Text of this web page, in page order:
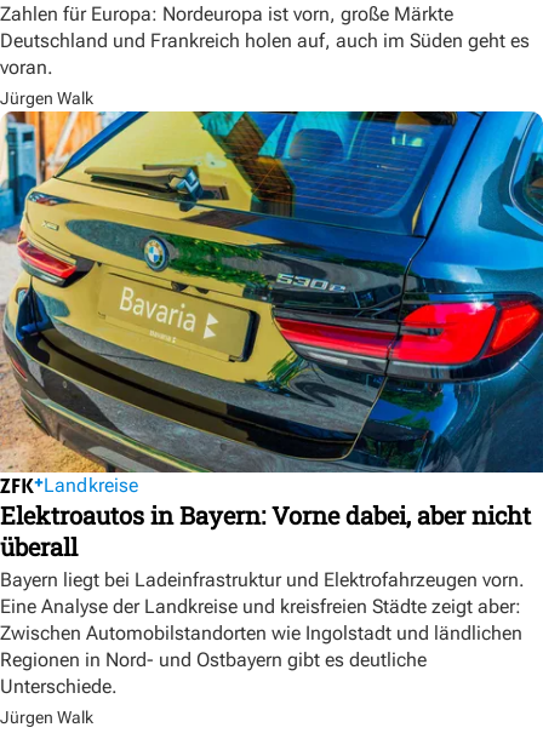
Zahlen für Europa: Nordeuropa ist vorn, große Märkte
Deutschland und Frankreich holen auf, auch im Süden geht es
voran.
Jürgen Walk
Landkreise
Elektroautos in Bayern: Vorne dabei, aber nicht
überall
Bayern liegt bei Ladeinfrastruktur und Elektrofahrzeugen vorn.
Eine Analyse der Landkreise und kreisfreien Städte zeigt aber:
Zwischen Automobilstandorten wie Ingolstadt und ländlichen
Regionen in Nord- und Ostbayern gibt es deutliche
Unterschiede.
Jürgen Walk